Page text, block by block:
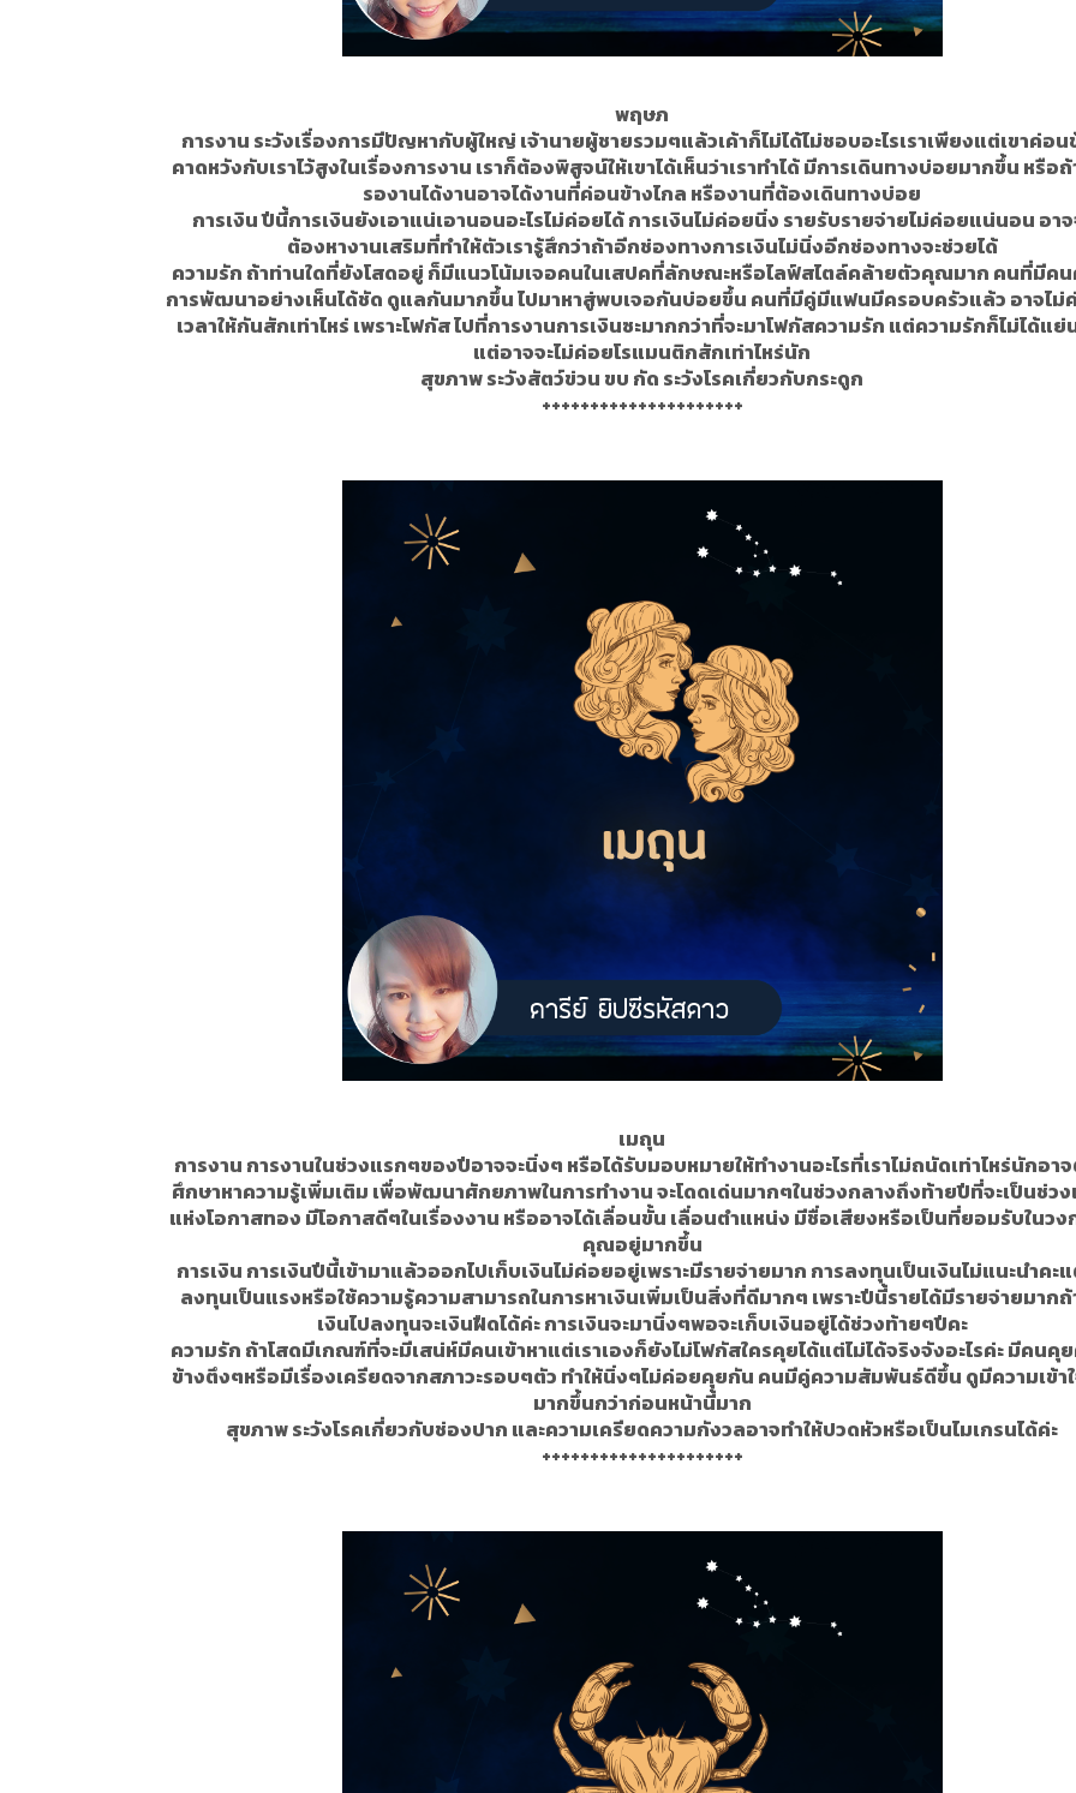
พฤษภ
การงาน ระวังเรื่องการมีปัญหากับผู้ใหญ่ เจ้านายผู้ชายรวมๆแล้วเค้าก็ไม่ได้ไม่ชอบอะไรเราเพียงแต่เขาค่อน
คาดหวังกับเราไว้สูงในเรื่องการงาน เราก็ต้องพิสูจน์ให้เขาได้เห็นว่าเราทำได้ มีการเดินทางบ่อยมากขึ้น หรือถ้
รองานได้งานอาจได้งานที่ค่อนข้างไกล หรืองานที่ต้องเดินทางบ่อย
การเงิน ปีนี้การเงินยังเอาแน่เอานอนอะไรไม่ค่อยได้ การเงินไม่ค่อยนิ่ง รายรับรายจ่ายไม่ค่อยแน่นอน อาจ
ต้องหางานเสริมที่ทำให้ตัวเรารู้สึกว่าถ้าอีกช่องทางการเงินไม่นิ่งอีกช่องทางจะช่วยได้
ความรัก ถ้าท่านใดที่ยังโสดอยู่ ก็มีแนวโน้มเจอคนในเสปคที่ลักษณะหรือไลฟ์สไตล์คล้ายตัวคุณมาก คนที่มีค
การพัฒนาอย่างเห็นได้ชัด ดูแลกันมากขึ้น ไปมาหาสู่พบเจอกันบ่อยขึ้น คนที่มีคู่มีแฟนมีครอบครัวแล้ว อาจไม่
เวลาให้กันสักเท่าไหร่ เพราะโฟกัส ไปที่การงานการเงินซะมากกว่าที่จะมาโฟกัสความรัก แต่ความรักก็ไม่ได้แย่
แต่อาจจะไม่ค่อยโรแมนติกสักเท่าไหร่นัก
สุขภาพ ระวังสัตว์ข่วน ขบ กัด ระวังโรคเกี่ยวกับกระดูก
+++++++++++++++++++++
เมถุน
การงาน การงานในช่วงแรกๆของปีอาจจะนิ่งๆ หรือได้รับมอบหมายให้ทำงานอะไรที่เราไม่ถนัดเท่าไหร่นักอา
ศึกษาหาความรู้เพิ่มเติม เพื่อพัฒนาศักยภาพในการทำงาน จะโดดเด่นมากๆในช่วงกลางถึงท้ายปีที่จะเป็นช่วง
แห่งโอกาสทอง มีโอกาสดีๆในเรื่องงาน หรืออาจได้เลื่อนขั้น เลื่อนตำแหน่ง มีชื่อเสียงหรือเป็นที่ยอมรับในวง
คุณอยู่มากขึ้น
การเงิน การเงินปีนี้เข้ามาแล้วออกไปเก็บเงินไม่ค่อยอยู่เพราะมีรายจ่ายมาก การลงทุนเป็นเงินไม่แนะนำคะ
ลงทุนเป็นแรงหรือใช้ความรู้ความสามารถในการหาเงินเพิ่มเป็นสิ่งที่ดีมากๆ เพราะปีนี้รายได้มีรายจ่ายมากถ้
เงินไปลงทุนจะเงินฝืดได้ค่ะ การเงินจะมานิ่งๆพอจะเก็บเงินอยู่ได้ช่วงท้ายๆปีคะ
ความรัก ถ้าโสดมีเกณฑ์ที่จะมีเสน่ห์มีคนเข้าหาแต่เราเองก็ยังไม่โฟกัสใครคุยได้แต่ไม่ได้จริงจังอะไรค่ะ มีคนคุ
ข้างตึงๆหรือมีเรื่องเครียดจากสภาวะรอบๆตัว ทำให้นิ่งๆไม่ค่อยคุยกัน คนมีคู่ความสัมพันธ์ดีขึ้น ดูมีความเข้า
มากขึ้นกว่าก่อนหน้านี้มาก
สุขภาพ ระวังโรคเกี่ยวกับช่องปาก และความเครียดความกังวลอาจทำให้ปวดหัวหรือเป็นไมเกรนได้ค่ะ
+++++++++++++++++++++